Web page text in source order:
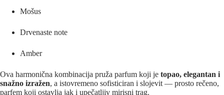
Mošus
Drvenaste note
Amber
Ova harmonična kombinacija pruža parfum koji je topao, elegantan i
snažno izražen, a istovremeno sofisticiran i slojevit — prosto rečeno,
parfem koji ostavlja jak i upečatljiv mirisni trag.